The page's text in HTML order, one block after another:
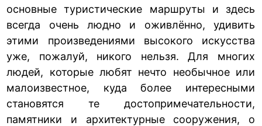
основные туристические маршруты и здесь
всегда очень людно и оживлённо, удивить
этими произведениями высокого искусства
уже, пожалуй, никого нельзя. Для многих
людей, которые любят нечто необычное или
малоизвестное, куда более интересными
становятся те достопримечательности,
памятники и архитектурные сооружения, о